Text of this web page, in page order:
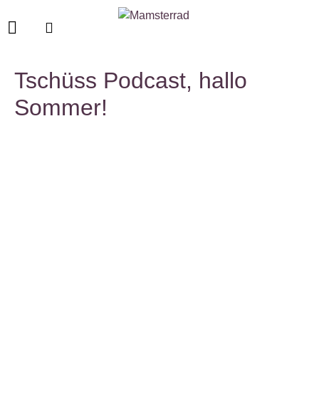
Tschüss Podcast, hallo
Sommer!